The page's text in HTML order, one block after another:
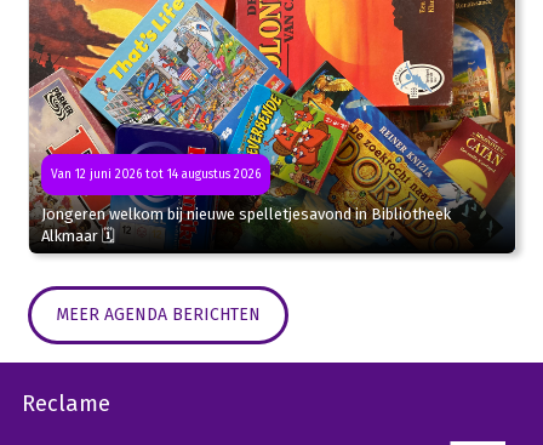
Van 12 juni 2026 tot 14 augustus 2026
Jongeren welkom bij nieuwe spelletjesavond in Bibliotheek
Alkmaar 🗓
MEER AGENDA BERICHTEN
Reclame